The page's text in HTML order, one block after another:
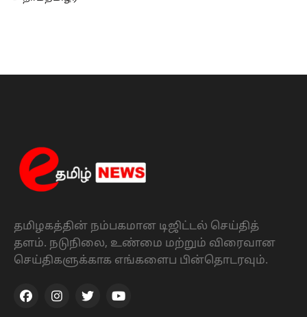
தமிழகத்தின் நம்பகமான டிஜிட்டல் செய்தித்
தளம். நடுநிலை, உண்மை மற்றும் விரைவான
செய்திகளுக்காக எங்களைப பின்தொடரவும்.